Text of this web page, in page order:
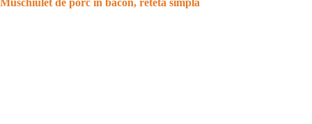
Muschiulet de porc in bacon, reteta simpla